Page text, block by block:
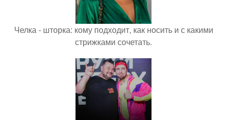
Челка - шторка: кому подходит, как носить и с какими
стрижками сочетать.